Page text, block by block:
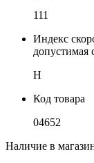
111
Индекс
допустимая
H
Код товара
04652
Наличие в